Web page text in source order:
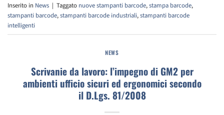
Inserito in News | Taggato nuove stampanti barcode,stampa barcode,
stampanti barcode,stampanti barcode industriali,stampanti barcode
intelligenti
NEWS
Scrivanie da lavoro: l’impegno di GM2 per
ambienti ufficio sicuri ed ergonomici secondo
il D.Lgs. 81/2008